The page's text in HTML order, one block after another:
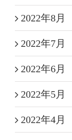
2022年8月
2022年7月
2022年6月
2022年5月
2022年4月